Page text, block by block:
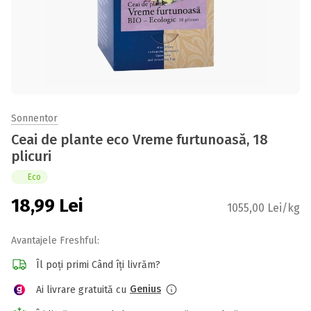
Sonnentor
Ceai de plante eco Vreme furtunoasă, 18
plicuri
Eco
18,99 Lei 1055,00 Lei/kg
Avantajele Freshful:
Îl poți primi Când îți livrăm?
Ai livrare gratuită cu Genius